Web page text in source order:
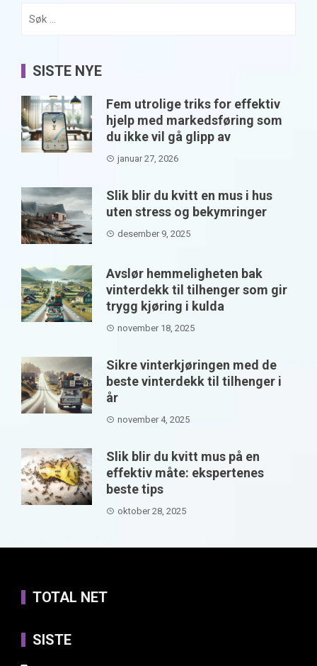
etter:
SISTE NYE
Fem utrolige triks for effektiv
hjelp med markedsføring som
du ikke vil gå glipp av
januar 27, 2026
Slik blir du kvitt en mus i hus
uten stress og bekymringer
desember 9, 2025
Avslør hemmeligheten bak
vinterdekk til tilhenger som gir
trygg kjøring i kulda
november 18, 2025
Sikre vinterkjøringen med de
beste vinterdekk til tilhenger i
år
november 4, 2025
Slik blir du kvitt mus på en
effektiv måte: ekspertenes
beste tips
oktober 28, 2025
TOTAL NET
SISTE